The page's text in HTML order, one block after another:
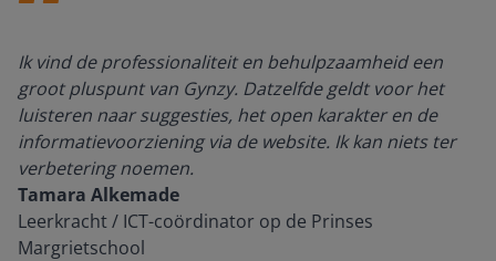
Ik vind de professionaliteit en behulpzaamheid een
groot pluspunt van Gynzy. Datzelfde geldt voor het
luisteren naar suggesties, het open karakter en de
informatievoorziening via de website. Ik kan niets ter
verbetering noemen.
Tamara Alkemade
Leerkracht / ICT-coördinator op de Prinses
Margrietschool